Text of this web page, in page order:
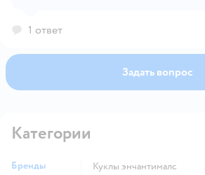
1 ответ
Задать вопрос
Категории
Бренды
Куклы энчантималс